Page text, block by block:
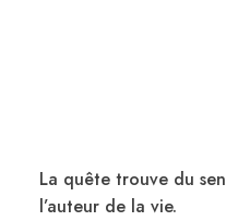
La quête trouve du
l’auteur de la vie.